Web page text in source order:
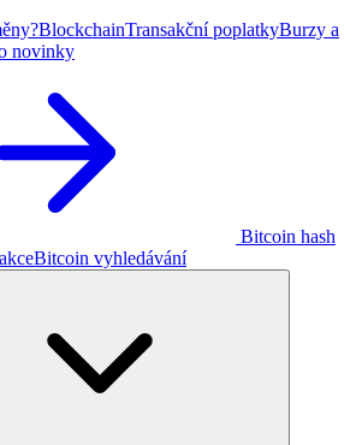
BlockchainTransakční poplatkyBurzy a
novinky
Bitcoin hash
Bitcoin vyhledávání